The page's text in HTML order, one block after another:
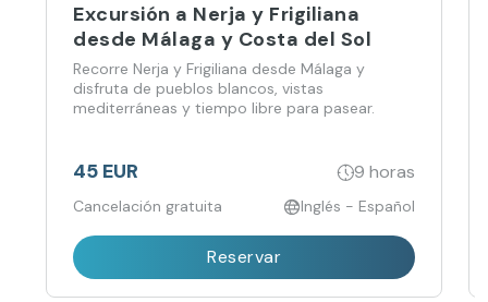
Excursión a Nerja y Frigiliana
desde Málaga y Costa del Sol
Recorre Nerja y Frigiliana desde Málaga y
disfruta de pueblos blancos, vistas
mediterráneas y tiempo libre para pasear.
45 EUR 9 horas
Cancelación gratuita Inglés - Español
Reservar